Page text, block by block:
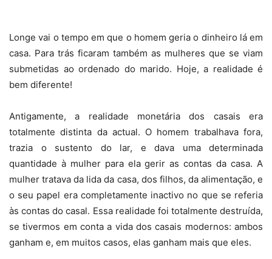
Longe vai o tempo em que o homem geria o dinheiro lá em
casa. Para trás ficaram também as mulheres que se viam
submetidas ao ordenado do marido. Hoje, a realidade é
bem diferente!
Antigamente, a realidade monetária dos casais era
totalmente distinta da actual. O homem trabalhava fora,
trazia o sustento do lar, e dava uma determinada
quantidade à mulher para ela gerir as contas da casa. A
mulher tratava da lida da casa, dos filhos, da alimentação, e
o seu papel era completamente inactivo no que se referia
às contas do casal. Essa realidade foi totalmente destruída,
se tivermos em conta a vida dos casais modernos: ambos
ganham e, em muitos casos, elas ganham mais que eles.